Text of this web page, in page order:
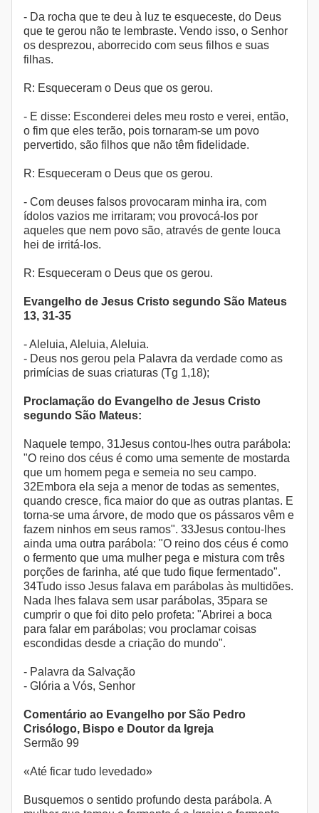
- Da rocha que te deu à luz te esqueceste, do Deus
que te gerou não te lembraste. Vendo isso, o Senhor
os desprezou, aborrecido com seus filhos e suas
filhas.
R: Esqueceram o Deus que os gerou.
- E disse: Esconderei deles meu rosto e verei, então,
o fim que eles terão, pois tornaram-se um povo
pervertido, são filhos que não têm fidelidade.
R: Esqueceram o Deus que os gerou.
- Com deuses falsos provocaram minha ira, com
ídolos vazios me irritaram; vou provocá-los por
aqueles que nem povo são, através de gente louca
hei de irritá-los.
R: Esqueceram o Deus que os gerou.
Evangelho de Jesus Cristo segundo São Mateus
13, 31-35
- Aleluia, Aleluia, Aleluia.
- Deus nos gerou pela Palavra da verdade como as
primícias de suas criaturas (Tg 1,18);
Proclamação do Evangelho de Jesus Cristo
segundo São Mateus:
Naquele tempo, 31Jesus contou-lhes outra parábola:
"O reino dos céus é como uma semente de mostarda
que um homem pega e semeia no seu campo.
32Embora ela seja a menor de todas as sementes,
quando cresce, fica maior do que as outras plantas. E
torna-se uma árvore, de modo que os pássaros vêm e
fazem ninhos em seus ramos". 33Jesus contou-lhes
ainda uma outra parábola: "O reino dos céus é como
o fermento que uma mulher pega e mistura com três
porções de farinha, até que tudo fique fermentado".
34Tudo isso Jesus falava em parábolas às multidões.
Nada lhes falava sem usar parábolas, 35para se
cumprir o que foi dito pelo profeta: "Abrirei a boca
para falar em parábolas; vou proclamar coisas
escondidas desde a criação do mundo".
- Palavra da Salvação
- Glória a Vós, Senhor
Comentário ao Evangelho por São Pedro
Crisólogo, Bispo e Doutor da Igreja
Sermão 99
«Até ficar tudo levedado»
Busquemos o sentido profundo desta parábola. A